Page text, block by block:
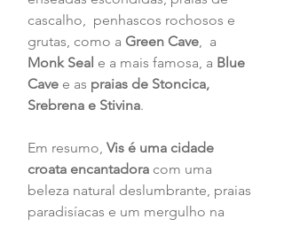
cascalho,  penhascos rochosos e
grutas, como a Green Cave,  a
Monk Seal e a mais famosa, a Blue
Cave e as praias de Stoncica,
Srebrena e Stivina.
Em resumo, Vis é uma cidade
croata encantadora com uma
beleza natural deslumbrante, praias
paradisíacas e um mergulho na